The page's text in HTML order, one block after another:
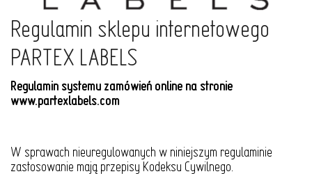
Regulamin sklepu internetowego
PARTEX LABELS
Regulamin systemu zamówień online na stronie
www.partexlabels.com
W sprawach nieuregulowanych w niniejszym regulaminie
zastosowanie mają przepisy Kodeksu Cywilnego.